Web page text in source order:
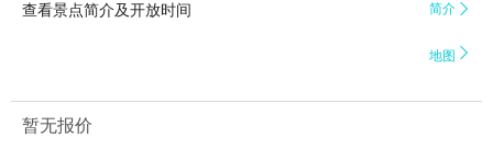
查看景点简介及开放时间 简介 
地图 
暂无报价